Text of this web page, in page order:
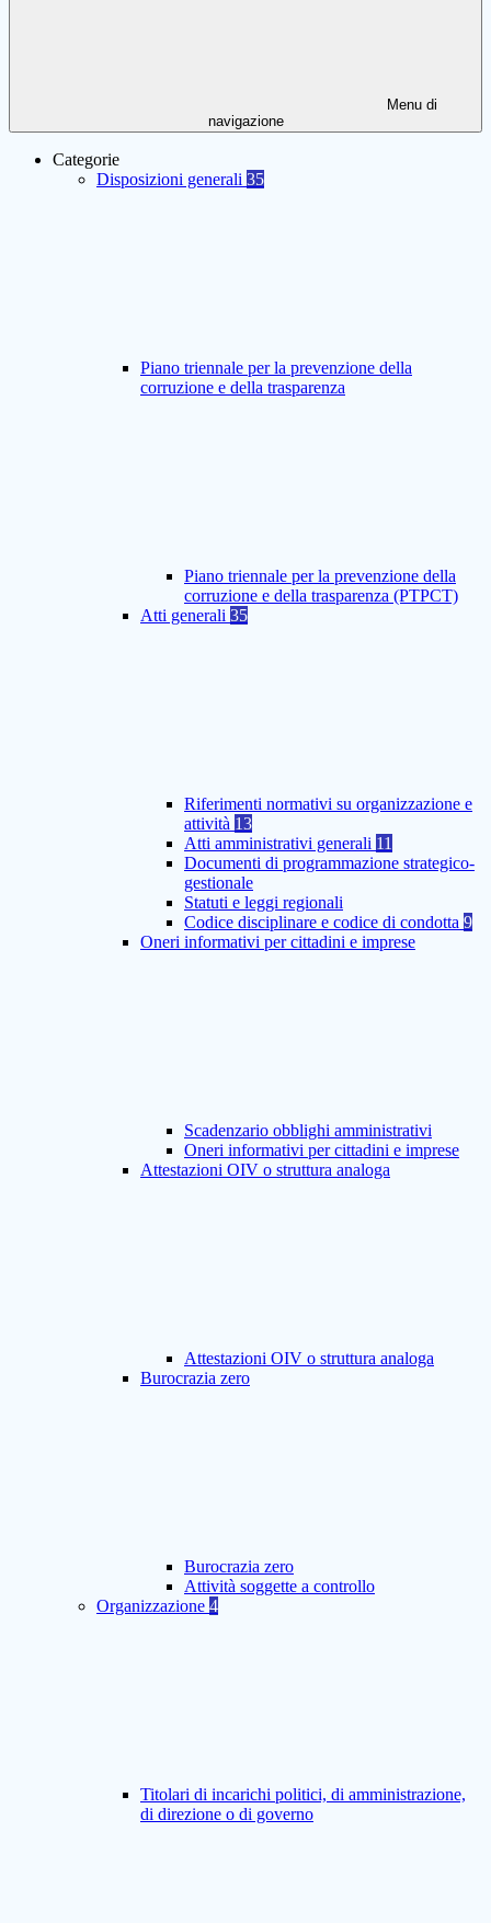
Menu di
navigazione
Categorie
Disposizioni generali 35
Piano triennale per la prevenzione della
corruzione e della trasparenza
Piano triennale per la prevenzione della
corruzione e della trasparenza (PTPCT)
Atti generali 35
Riferimenti normativi su organizzazione e
attività 13
Atti amministrativi generali 11
Documenti di programmazione strategico-
gestionale
Statuti e leggi regionali
Codice disciplinare e codice di condotta 9
Oneri informativi per cittadini e imprese
Scadenzario obblighi amministrativi
Oneri informativi per cittadini e imprese
Attestazioni OIV o struttura analoga
Attestazioni OIV o struttura analoga
Burocrazia zero
Burocrazia zero
Attività soggette a controllo
Organizzazione 4
Titolari di incarichi politici, di amministrazione,
di direzione o di governo